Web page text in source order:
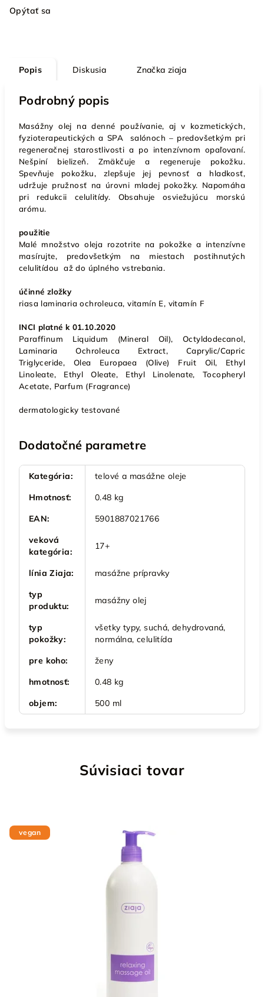
Opýtať sa
Popis Diskusia Značka ziaja
Podrobný popis
Masážny olej na denné používanie, aj v kozmetických,
fyzioterapeutických a SPA salónoch – predovšetkým pri
regeneračnej starostlivosti a po intenzívnom opaľovaní.
Nešpiní bielizeň. Zmäkčuje a regeneruje pokožku.
Spevňuje pokožku, zlepšuje jej pevnosť a hladkosť,
udržuje pružnosť na úrovni mladej pokožky. Napomáha
pri redukcii celulitídy. Obsahuje osviežujúcu morskú
arómu.
použitie
Malé množstvo oleja rozotrite na pokožke a intenzívne
masírujte, predovšetkým na miestach postihnutých
celulitídou až do úplného vstrebania.
účinné zložky
riasa laminaria ochroleuca, vitamín E, vitamín F
INCI platné k 01.10.2020
Paraffinum Liquidum (Mineral Oil), Octyldodecanol,
Laminaria Ochroleuca Extract, Caprylic/Capric
Triglyceride, Olea Europaea (Olive) Fruit Oil, Ethyl
Linoleate, Ethyl Oleate, Ethyl Linolenate, Tocopheryl
Acetate, Parfum (Fragrance)
dermatologicky testované
Dodatočné parametre
Kategória:
telové a masážne oleje
Hmotnosť:
0.48 kg
EAN:
5901887021766
veková
kategória:
17+
línia Ziaja:
masážne prípravky
typ
produktu:
masážny olej
typ
pokožky:
všetky typy, suchá, dehydrovaná,
normálna, celulitída
pre koho:
ženy
hmotnosť:
0.48 kg
objem: 500 ml
Súvisiaci tovar
vegan